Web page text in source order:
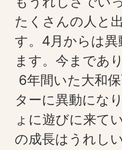
たくさんの人と
す。4月からは
ます。今まであ
6年間いた大和
ターに異動にな
ょに遊びに来て
の成長はうれし